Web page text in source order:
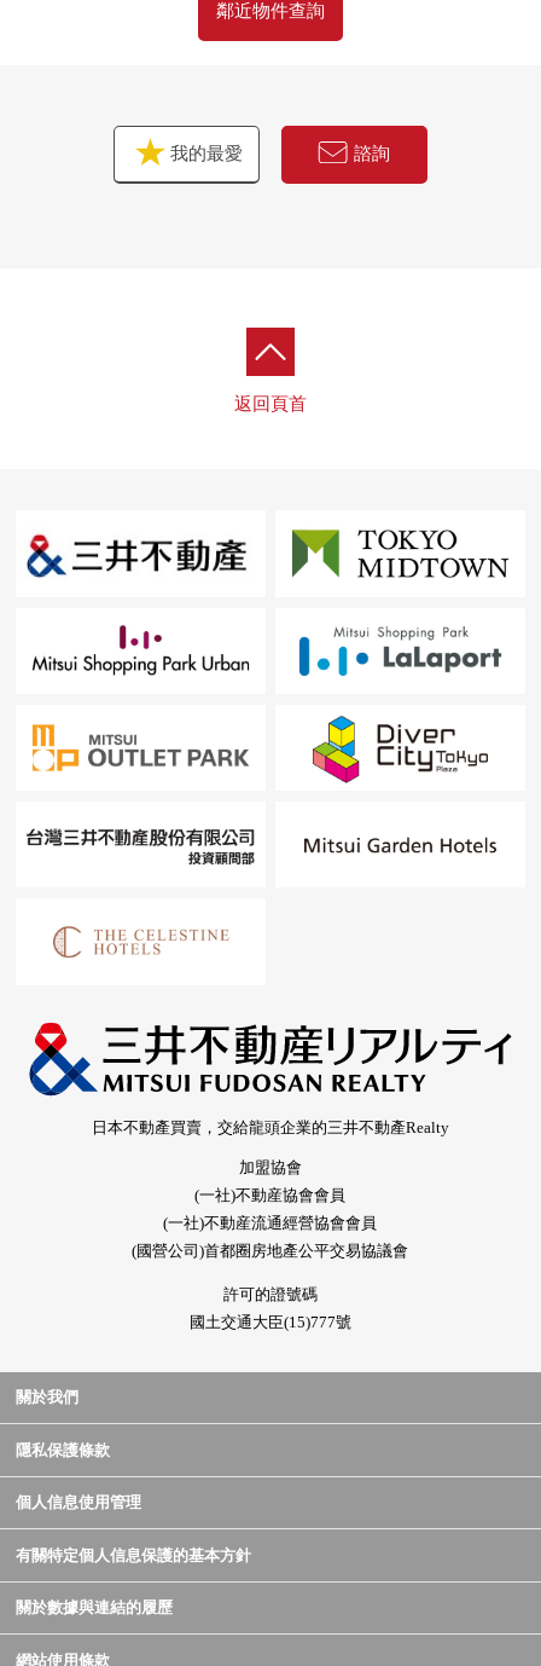
鄰近物件查詢
我的最愛 諮詢
返回頁首
日本不動產買賣，交給龍頭企業的三井不動產Realty
加盟協會
(一社)不動産協會會員
(一社)不動産流通經營協會會員
(國營公司)首都圈房地產公平交易協議會
許可的證號碼
國土交通大臣(15)777號
關於我們
隱私保護條款
個人信息使用管理
有關特定個人信息保護的基本方針
關於數據與連結的履歷
網站使用條款